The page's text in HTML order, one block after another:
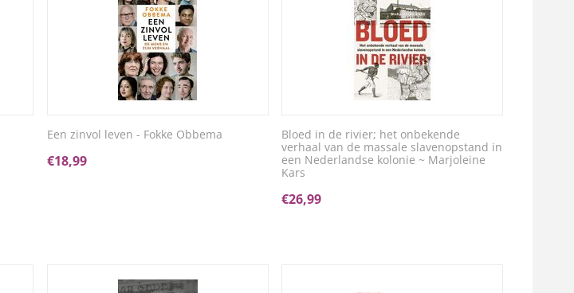
Een zinvol leven - Fokke Obbema
€18,99
Bloed in de rivier; het onbekende
verhaal van de massale slavenopstand in
een Nederlandse kolonie ~ Marjoleine
Kars
€26,99